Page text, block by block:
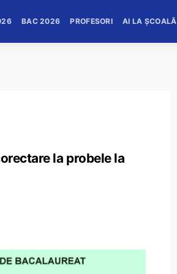
BAC 2026 PROFESORI AI LA ȘCOALĂ
la probele la